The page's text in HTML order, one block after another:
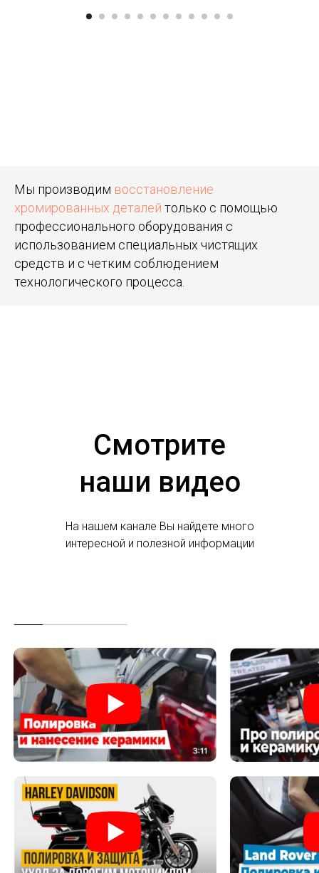
Мы производим восстановление
хромированных деталей только с помощью
профессионального оборудования с
использованием специальных чистящих
средств и с четким соблюдением
технологического процесса.
Смотрите
наши видео
На нашем канале Вы найдете много
интересной и полезной информации